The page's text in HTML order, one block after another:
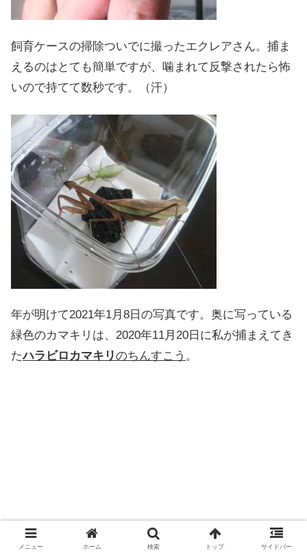
飼育ケースの掃除ついでに撮ったエクレアさん。捕ま
えるのはとても簡単ですが、噛まれて反撃されたら怖
いので持てて数秒です。（汗）
年が明けて2021年1月8日の写真です。奥に写っている
緑色のカマキリは、2020年11月20日に私が捕まえてき
たハラビロカマキリのちんすこう 。
メニュー ホーム 検索 トップ サイドバー